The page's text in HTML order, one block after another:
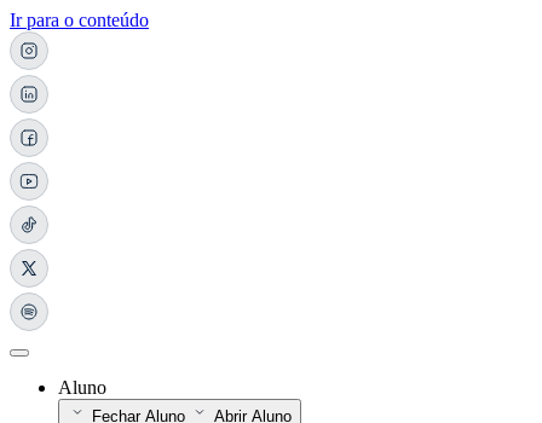
Ir para o conteúdo
Aluno
Fechar Aluno Abrir Aluno